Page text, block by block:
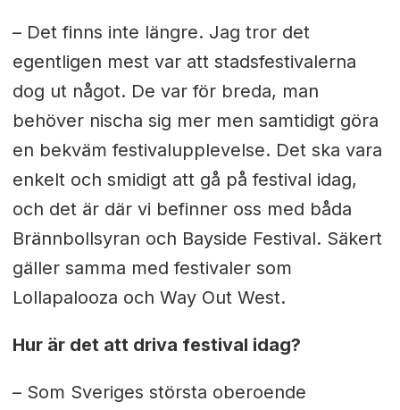
– Det finns inte längre. Jag tror det
egentligen mest var att stadsfestivalerna
dog ut något. De var för breda, man
behöver nischa sig mer men samtidigt göra
en bekväm festivalupplevelse. Det ska vara
enkelt och smidigt att gå på festival idag,
och det är där vi befinner oss med båda
Brännbollsyran och Bayside Festival. Säkert
gäller samma med festivaler som
Lollapalooza och Way Out West.
Hur är det att driva festival idag?
– Som Sveriges största oberoende